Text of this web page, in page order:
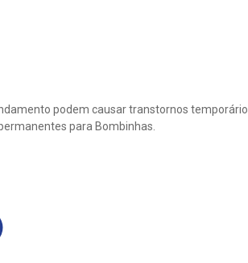
podem causar transtornos
para Bombinhas.